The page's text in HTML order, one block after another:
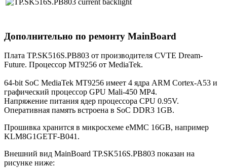
Дополнительно по ремонту MainBoard
Плата TP.SK516S.PB803 от производителя CVTE Dream-
Future. Процессор MT9256 от MediaTek.
64-bit SoC MediaTek MT9256 имеет 4 ядра ARM Cortex-A53 и
графический процессор GPU Mali-450 MP4.
Напряжение питания ядер процессора CPU 0.95V.
Оперативная память встроена в SoC DDR3 1GB.
Прошивка хранится в микросхеме eMMC 16GB, например
KLM8G1GETF-B041.
Внешний вид MainBoard TP.SK516S.PB803 показан на
рисунке ниже: